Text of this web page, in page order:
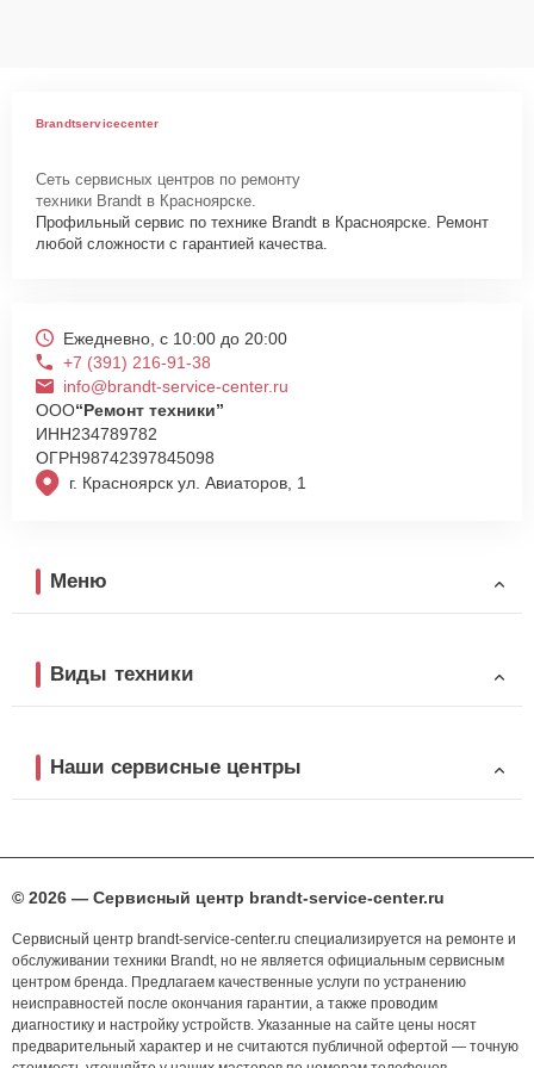
Для запуска процесса ремонта варочной панели Brandt TI2010W
проконсультируют по всем необходимым вопросам, запишут на
диагностику, подскажут с вариантами курьерской доставки или
оформят выезд мастера в удобное время и место.
Brandtservicecenter
Сеть сервисных центров по ремонту
техники Brandt в Красноярске.
Профильный сервис по технике Brandt в Красноярске. Ремонт
любой сложности с гарантией качества.
г. Красноярск ул. Авиаторов, 1
Ежедневно, с 10:00 до 20:00
+7 (391) 216-91-38
info@brandt-service-center.ru
ООО“Ремонт техники”
ИНН234789782
ОГРН98742397845098
Меню
Виды техники
Наши сервисные центры
© 2026 — Сервисный центр brandt-service-center.ru
Сервисный центр brandt-service-center.ru специализируется на ремонте и
обслуживании техники Brandt, но не является официальным сервисным
центром бренда. Предлагаем качественные услуги по устранению
неисправностей после окончания гарантии, а также проводим
диагностику и настройку устройств. Указанные на сайте цены носят
предварительный характер и не считаются публичной офертой — точную